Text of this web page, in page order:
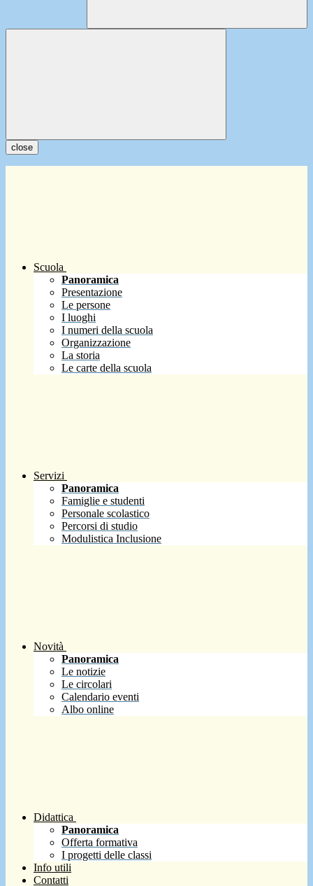
close
Scuola
Panoramica
Presentazione
Le persone
I luoghi
I numeri della scuola
Organizzazione
La storia
Le carte della scuola
Servizi
Panoramica
Famiglie e studenti
Personale scolastico
Percorsi di studio
Modulistica Inclusione
Novità
Panoramica
Le notizie
Le circolari
Calendario eventi
Albo online
Didattica
Panoramica
Offerta formativa
I progetti delle classi
Info utili
Contatti